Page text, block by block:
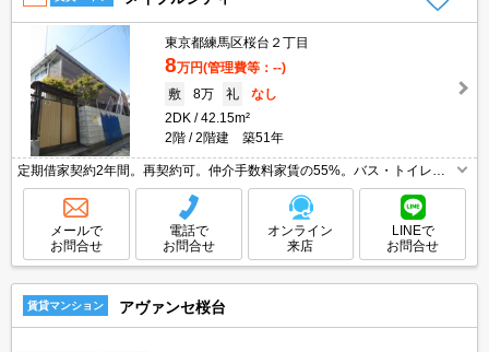
東京都練馬区桜台２丁目
8万円(管理費等：--)
敷
8万 礼
なし
2DK
42.15m²
2階
2階建 築51年
定期借家契約2年間。再契約可。仲介手数料家賃の55%。バス・トイレ
別。スーパーへ徒歩5分(393m)。コンビニへ徒歩3分(181m)。閑静な住宅
メールで
お問合せ
電話で
お問合せ
オンライン
来店
LINEで
お問合せ
賃貸マンション アヴァンセ桜台